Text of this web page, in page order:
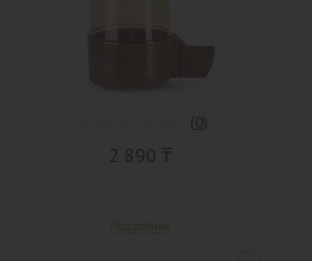
(0)
2 890 ₸